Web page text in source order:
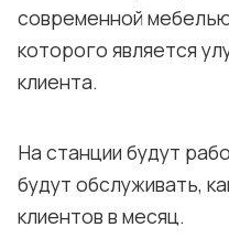
современной
которого является
клиента.
На станции будут
будут обслуживать,
клиентов в месяц.